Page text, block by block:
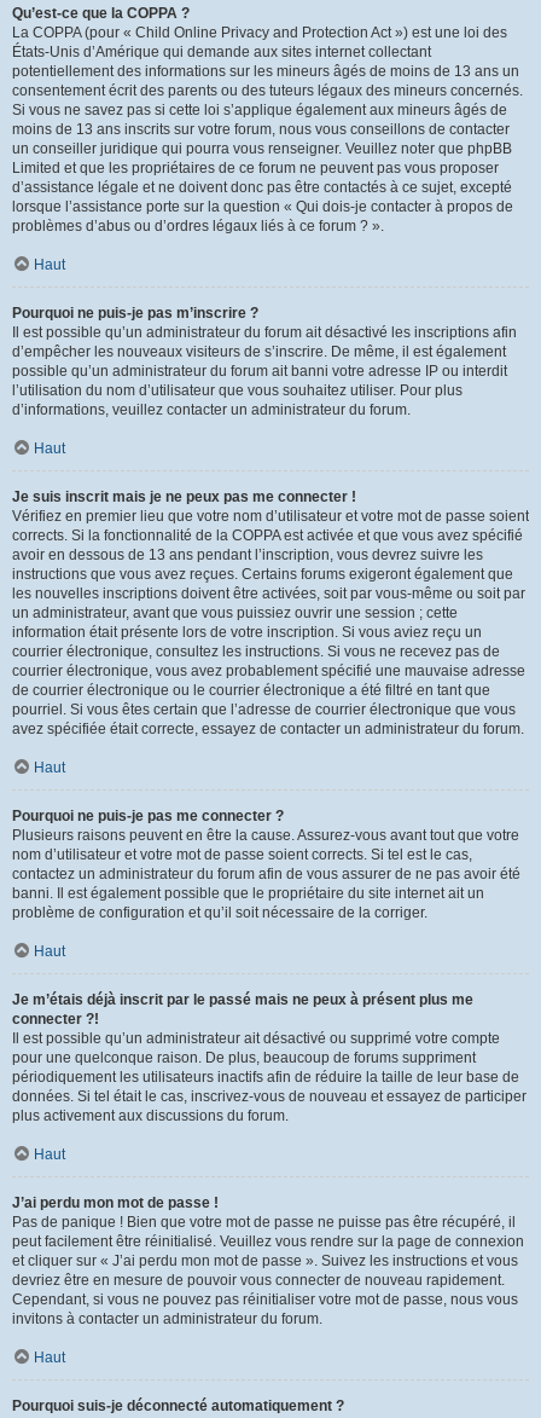
Qu’est-ce que la COPPA ?
La COPPA (pour « Child Online Privacy and Protection Act ») est une loi des
États-Unis d’Amérique qui demande aux sites internet collectant
potentiellement des informations sur les mineurs âgés de moins de 13 ans un
consentement écrit des parents ou des tuteurs légaux des mineurs concernés.
Si vous ne savez pas si cette loi s’applique également aux mineurs âgés de
moins de 13 ans inscrits sur votre forum, nous vous conseillons de contacter
un conseiller juridique qui pourra vous renseigner. Veuillez noter que phpBB
Limited et que les propriétaires de ce forum ne peuvent pas vous proposer
d’assistance légale et ne doivent donc pas être contactés à ce sujet, excepté
lorsque l’assistance porte sur la question « Qui dois-je contacter à propos de
problèmes d’abus ou d’ordres légaux liés à ce forum ? ».
Haut
Pourquoi ne puis-je pas m’inscrire ?
Il est possible qu’un administrateur du forum ait désactivé les inscriptions afin
d’empêcher les nouveaux visiteurs de s’inscrire. De même, il est également
possible qu’un administrateur du forum ait banni votre adresse IP ou interdit
l’utilisation du nom d’utilisateur que vous souhaitez utiliser. Pour plus
d’informations, veuillez contacter un administrateur du forum.
Haut
Je suis inscrit mais je ne peux pas me connecter !
Vérifiez en premier lieu que votre nom d’utilisateur et votre mot de passe soient
corrects. Si la fonctionnalité de la COPPA est activée et que vous avez spécifié
avoir en dessous de 13 ans pendant l’inscription, vous devrez suivre les
instructions que vous avez reçues. Certains forums exigeront également que
les nouvelles inscriptions doivent être activées, soit par vous-même ou soit par
un administrateur, avant que vous puissiez ouvrir une session ; cette
information était présente lors de votre inscription. Si vous aviez reçu un
courrier électronique, consultez les instructions. Si vous ne recevez pas de
courrier électronique, vous avez probablement spécifié une mauvaise adresse
de courrier électronique ou le courrier électronique a été filtré en tant que
pourriel. Si vous êtes certain que l’adresse de courrier électronique que vous
avez spécifiée était correcte, essayez de contacter un administrateur du forum.
Haut
Pourquoi ne puis-je pas me connecter ?
Plusieurs raisons peuvent en être la cause. Assurez-vous avant tout que votre
nom d’utilisateur et votre mot de passe soient corrects. Si tel est le cas,
contactez un administrateur du forum afin de vous assurer de ne pas avoir été
banni. Il est également possible que le propriétaire du site internet ait un
problème de configuration et qu’il soit nécessaire de la corriger.
Haut
Je m’étais déjà inscrit par le passé mais ne peux à présent plus me
connecter ?!
Il est possible qu’un administrateur ait désactivé ou supprimé votre compte
pour une quelconque raison. De plus, beaucoup de forums suppriment
périodiquement les utilisateurs inactifs afin de réduire la taille de leur base de
données. Si tel était le cas, inscrivez-vous de nouveau et essayez de participer
plus activement aux discussions du forum.
Haut
J’ai perdu mon mot de passe !
Pas de panique ! Bien que votre mot de passe ne puisse pas être récupéré, il
peut facilement être réinitialisé. Veuillez vous rendre sur la page de connexion
et cliquer sur « J’ai perdu mon mot de passe ». Suivez les instructions et vous
devriez être en mesure de pouvoir vous connecter de nouveau rapidement.
Cependant, si vous ne pouvez pas réinitialiser votre mot de passe, nous vous
invitons à contacter un administrateur du forum.
Haut
Pourquoi suis-je déconnecté automatiquement ?